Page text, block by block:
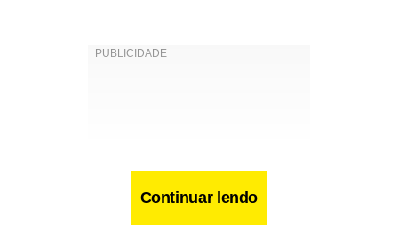
Continuar lendo